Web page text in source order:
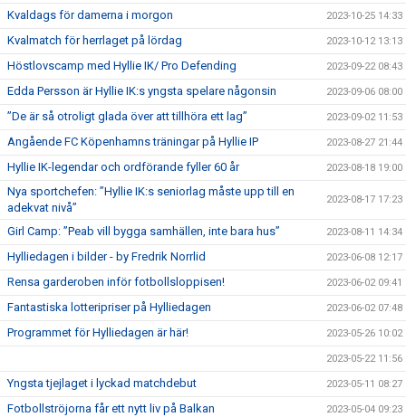
Kvaldags för damerna i morgon 2023-10-25 14:33
Kvalmatch för herrlaget på lördag 2023-10-12 13:13
Höstlovscamp med Hyllie IK/ Pro Defending 2023-09-22 08:43
Edda Persson är Hyllie IK:s yngsta spelare någonsin 2023-09-06 08:00
”De är så otroligt glada över att tillhöra ett lag” 2023-09-02 11:53
Angående FC Köpenhamns träningar på Hyllie IP 2023-08-27 21:44
Hyllie IK-legendar och ordförande fyller 60 år 2023-08-18 19:00
Nya sportchefen: ”Hyllie IK:s seniorlag måste upp till en
adekvat nivå”
2023-08-17 17:23
Girl Camp: ”Peab vill bygga samhällen, inte bara hus” 2023-08-11 14:34
Hylliedagen i bilder - by Fredrik Norrlid 2023-06-08 12:17
Rensa garderoben inför fotbollsloppisen! 2023-06-02 09:41
Fantastiska lotteripriser på Hylliedagen 2023-06-02 07:48
Programmet för Hylliedagen är här! 2023-05-26 10:02
2023-05-22 11:56
Yngsta tjejlaget i lyckad matchdebut 2023-05-11 08:27
Fotbollströjorna får ett nytt liv på Balkan 2023-05-04 09:23